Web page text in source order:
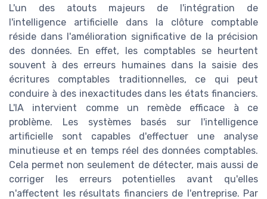
L'un des atouts majeurs de l'intégration de
l'intelligence artificielle dans la clôture comptable
réside dans l'amélioration significative de la précision
des données. En effet, les comptables se heurtent
souvent à des erreurs humaines dans la saisie des
écritures comptables traditionnelles, ce qui peut
conduire à des inexactitudes dans les états financiers.
L'IA intervient comme un remède efficace à ce
problème. Les systèmes basés sur l'intelligence
artificielle sont capables d'effectuer une analyse
minutieuse et en temps réel des données comptables.
Cela permet non seulement de détecter, mais aussi de
corriger les erreurs potentielles avant qu'elles
n'affectent les résultats financiers de l'entreprise. Par